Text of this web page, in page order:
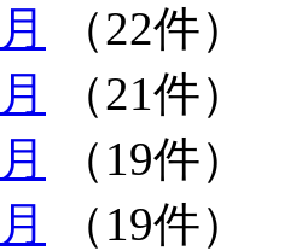
（22件）
（21件）
（19件）
（19件）